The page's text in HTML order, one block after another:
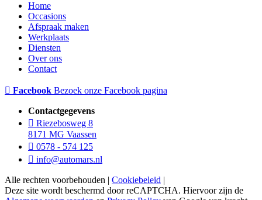
Home
Occasions
Afspraak maken
Werkplaats
Diensten
Over ons
Contact
Facebook Bezoek onze Facebook pagina
Contactgegevens
Riezebosweg 8
8171 MG Vaassen
0578 - 574 125
info@automars.nl
Alle rechten voorbehouden | Cookiebeleid |
Deze site wordt beschermd door reCAPTCHA. Hiervoor zijn de